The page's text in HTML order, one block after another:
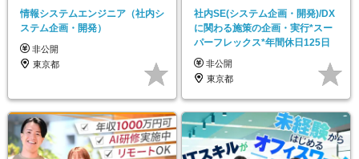
情報システムエンジニア（社内シ
ステム企画・開発）
非公開
東京都
社内SE(システム企画・開発)/DX
に関わる施策の企画・実行*スー
パーフレックス*年間休日125日
非公開
東京都